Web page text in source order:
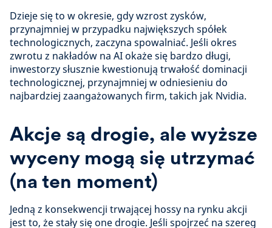
Dzieje się to w okresie, gdy wzrost zysków,
przynajmniej w przypadku największych spółek
technologicznych, zaczyna spowalniać. Jeśli okres
zwrotu z nakładów na AI okaże się bardzo długi,
inwestorzy słusznie kwestionują trwałość dominacji
technologicznej, przynajmniej w odniesieniu do
najbardziej zaangażowanych firm, takich jak Nvidia.
Akcje są drogie, ale wyższe
wyceny mogą się utrzymać
(na ten moment)
Jedną z konsekwencji trwającej hossy na rynku akcji
jest to, że stały się one drogie. Jeśli spojrzeć na szereg